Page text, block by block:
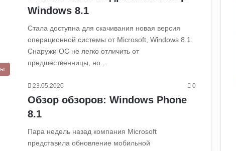
Windows 8.1
Стала доступна для скачивания новая версия
операционной системы от Microsoft, Windows 8.1.
Снаружи ОС не легко отличить от
предшественницы, но…
23.05.2020 0
Обзор обзоров: Windows Phone
8.1
Пара недель назад компания Microsoft
представила обновление мобильной